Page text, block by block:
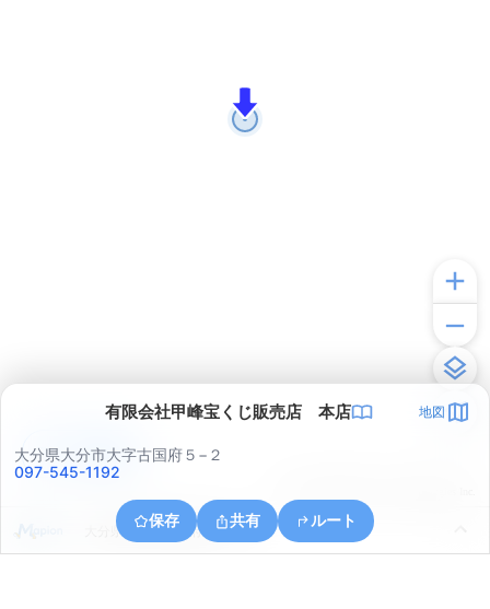
有限会社甲峰宝くじ販売店 本店 地図
大分県大分市大字古国府５−２
097-545-1192
保存 共有 ルート
大分県大分市古国府６丁目１
アプリで見る